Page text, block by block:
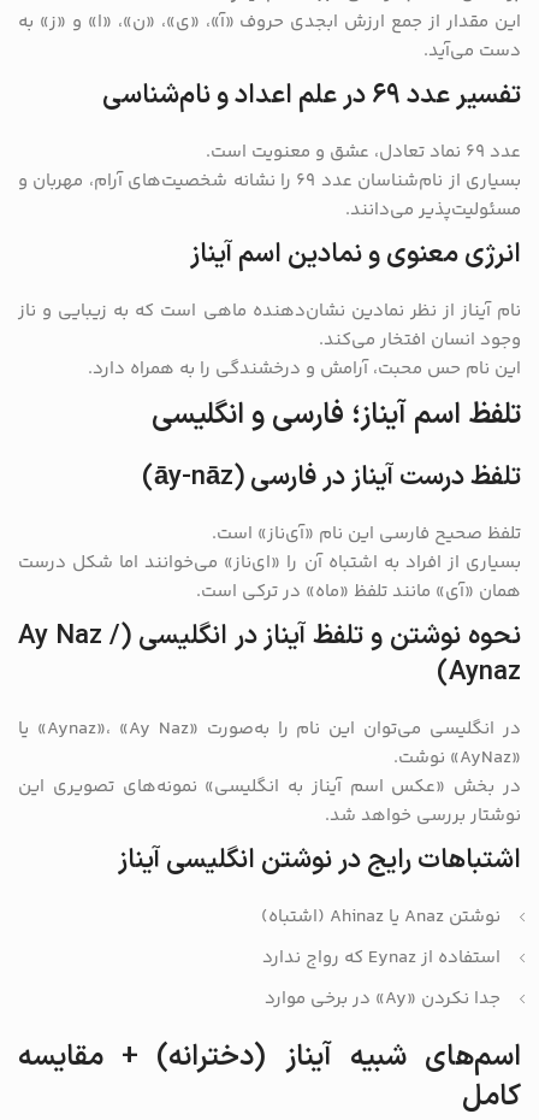
این مقدار از جمع ارزش ابجدی حروف «آ»، «ی»، «ن»، «ا» و «ز» به
دست می‌آید.
تفسیر عدد ۶۹ در علم اعداد و نام‌شناسی
عدد ۶۹ نماد تعادل، عشق و معنویت است.
بسیاری از نام‌شناسان عدد ۶۹ را نشانه شخصیت‌های آرام، مهربان و
مسئولیت‌پذیر می‌دانند.
انرژی معنوی و نمادین اسم آیناز
نام آیناز از نظر نمادین نشان‌دهنده ماهی است که به زیبایی و ناز
وجود انسان افتخار می‌کند.
این نام حس محبت، آرامش و درخشندگی را به همراه دارد.
تلفظ اسم آیناز؛ فارسی و انگلیسی
تلفظ درست آیناز در فارسی (āy-nāz)
تلفظ صحیح فارسی این نام «آی‌ناز» است.
بسیاری از افراد به اشتباه آن را «ای‌ناز» می‌خوانند اما شکل درست
همان «آی» مانند تلفظ «ماه» در ترکی است.
نحوه نوشتن و تلفظ آیناز در انگلیسی (Ay Naz /
Aynaz)
در انگلیسی می‌توان این نام را به‌صورت «Aynaz»، «Ay Naz» یا
«AyNaz» نوشت.
در بخش «عکس اسم آیناز به انگلیسی» نمونه‌های تصویری این
نوشتار بررسی خواهد شد.
اشتباهات رایج در نوشتن انگلیسی آیناز
نوشتن Anaz یا Ahinaz (اشتباه)
استفاده از Eynaz که رواج ندارد
جدا نکردن «Ay» در برخی موارد
اسم‌های شبیه آیناز (دخترانه) + مقایسه
کامل